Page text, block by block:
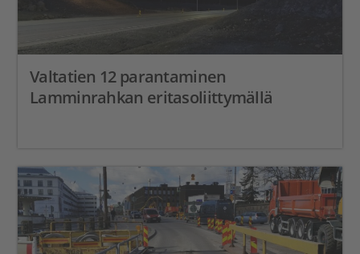
Valtatien 12 parantaminen
Lamminrahkan eritasoliittymällä